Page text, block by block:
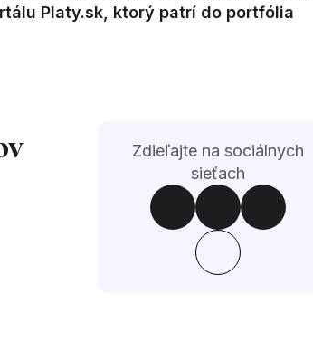
Platy.sk, ktorý patrí do portfólia
Zdieľajte na sociálnych
sieťach